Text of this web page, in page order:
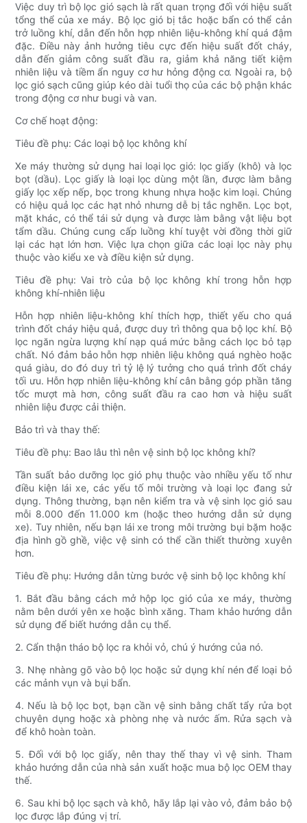
Việc duy trì bộ lọc gió sạch là rất quan trọng đối với hiệu suất
tổng thể của xe máy. Bộ lọc gió bị tắc hoặc bẩn có thể cản
trở luồng khí, dẫn đến hỗn hợp nhiên liệu-không khí quá đậm
đặc. Điều này ảnh hưởng tiêu cực đến hiệu suất đốt cháy,
dẫn đến giảm công suất đầu ra, giảm khả năng tiết kiệm
nhiên liệu và tiềm ẩn nguy cơ hư hỏng động cơ. Ngoài ra, bộ
lọc gió sạch cũng giúp kéo dài tuổi thọ của các bộ phận khác
trong động cơ như bugi và van.
Cơ chế hoạt động:
Tiêu đề phụ: Các loại bộ lọc không khí
Xe máy thường sử dụng hai loại lọc gió: lọc giấy (khô) và lọc
bọt (dầu). Lọc giấy là loại lọc dùng một lần, được làm bằng
giấy lọc xếp nếp, bọc trong khung nhựa hoặc kim loại. Chúng
có hiệu quả lọc các hạt nhỏ nhưng dễ bị tắc nghẽn. Lọc bọt,
mặt khác, có thể tái sử dụng và được làm bằng vật liệu bọt
tẩm dầu. Chúng cung cấp luồng khí tuyệt vời đồng thời giữ
lại các hạt lớn hơn. Việc lựa chọn giữa các loại lọc này phụ
thuộc vào kiểu xe và điều kiện sử dụng.
Tiêu đề phụ: Vai trò của bộ lọc không khí trong hỗn hợp
không khí-nhiên liệu
Hỗn hợp nhiên liệu-không khí thích hợp, thiết yếu cho quá
trình đốt cháy hiệu quả, được duy trì thông qua bộ lọc khí. Bộ
lọc ngăn ngừa lượng khí nạp quá mức bằng cách lọc bỏ tạp
chất. Nó đảm bảo hỗn hợp nhiên liệu không quá nghèo hoặc
quá giàu, do đó duy trì tỷ lệ lý tưởng cho quá trình đốt cháy
tối ưu. Hỗn hợp nhiên liệu-không khí cân bằng góp phần tăng
tốc mượt mà hơn, công suất đầu ra cao hơn và hiệu suất
nhiên liệu được cải thiện.
Bảo trì và thay thế:
Tiêu đề phụ: Bao lâu thì nên vệ sinh bộ lọc không khí?
Tần suất bảo dưỡng lọc gió phụ thuộc vào nhiều yếu tố như
điều kiện lái xe, các yếu tố môi trường và loại lọc đang sử
dụng. Thông thường, bạn nên kiểm tra và vệ sinh lọc gió sau
mỗi 8.000 đến 11.000 km (hoặc theo hướng dẫn sử dụng
xe). Tuy nhiên, nếu bạn lái xe trong môi trường bụi bặm hoặc
địa hình gồ ghề, việc vệ sinh có thể cần thiết thường xuyên
hơn.
Tiêu đề phụ: Hướng dẫn từng bước vệ sinh bộ lọc không khí
1. Bắt đầu bằng cách mở hộp lọc gió của xe máy, thường
nằm bên dưới yên xe hoặc bình xăng. Tham khảo hướng dẫn
sử dụng để biết hướng dẫn cụ thể.
2. Cẩn thận tháo bộ lọc ra khỏi vỏ, chú ý hướng của nó.
3. Nhẹ nhàng gõ vào bộ lọc hoặc sử dụng khí nén để loại bỏ
các mảnh vụn và bụi bẩn.
4. Nếu là bộ lọc bọt, bạn cần vệ sinh bằng chất tẩy rửa bọt
chuyên dụng hoặc xà phòng nhẹ và nước ấm. Rửa sạch và
để khô hoàn toàn.
5. Đối với bộ lọc giấy, nên thay thế thay vì vệ sinh. Tham
khảo hướng dẫn của nhà sản xuất hoặc mua bộ lọc OEM thay
thế.
6. Sau khi bộ lọc sạch và khô, hãy lắp lại vào vỏ, đảm bảo bộ
lọc được lắp đúng vị trí.